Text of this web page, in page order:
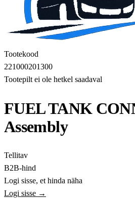
Tootekood
221000201300
Tootepilt ei ole hetkel saadaval
FUEL TANK
Assembly
Tellitav
B2B-hind
Logi sisse, et hinda näha
Logi sisse →